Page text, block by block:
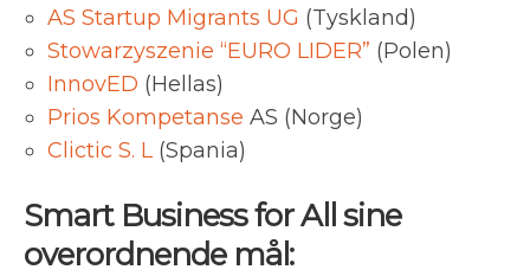
AS Startup Migrants UG (Tyskland)
Stowarzyszenie “EURO LIDER” (Polen)
InnovED (Hellas)
Prios Kompetanse AS (Norge)
Clictic S. L(Spania)
Smart Business for All sine
overordnende mål: